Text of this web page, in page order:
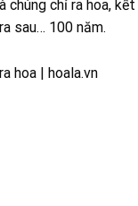
chúng chỉ ra hoa, kết
sau… 100 năm.